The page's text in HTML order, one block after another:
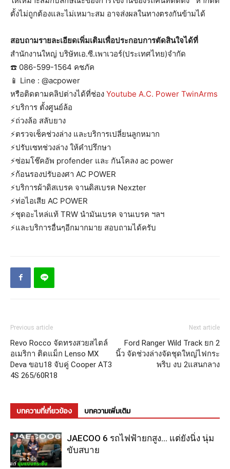
ตั้งไม่ถูกต้องและไม่เหมาะสม อาจส่งผลในทางตรงกันข้ามได้
สอบถามรายละเอียดเพิ่มเติมเพื่อประกอบการตัดสินใจได้ที่
สำนักงานใหญ่ บริษัทเอ.ซี.เพาเวอร์(ประเทศไทย)จำกัด
☎️ 086-599-1564 คชภัค
📱 Line : @acpower
หรือติดตามคลิปต่างได้ที่ช่อง Youtube A.C. Power TwinArms
⚡️บริการ ตั้งศูนย์ล้อ
⚡️ถ่วงล้อ สลับยาง
⚡️ตรวจเช็คช่วงล่าง และบริการเปลี่ยนลูกหมาก
⚡️ปรับเซทช่วงล่าง ให้คำปรึกษา
⚡️ซ่อมโช๊คอัพ profender และ กันโคลง ac power
⚡️ก้อนรองปรับองศา AC POWER
⚡️บริการผ้าดิสเบรค จานดิสเบรค Nexzter
⚡️ท่อไอเสีย AC POWER
⚡️ชุดอะไหล่แท้ TRW นำมันเบรค จานเบรค ฯลฯ
⚡️และบริการอื่นๆอีกมากมาย สอบถามได้ครับ
Previous article
Revo Rocco จัดทรงสวยสไตล์
อเมริกา ติดแม็ก Lenso MX
Deva ขอบ18 จับคู่ Cooper AT3
4S 265/60R18
Next article
Ford Ranger Wild Track ยก 2
นิ้ว จัดช่วงล่างจัดชุดใหญ่ไฟกระ
พริบ งบ 2แสนกลาง
บทความที่เกี่ยวข้อง บทความเพิ่มเติม
JAECOO 6 รถไฟฟ้ายกสูง… แต่ยังนิ่ง นุ่ม
ขับสบาย